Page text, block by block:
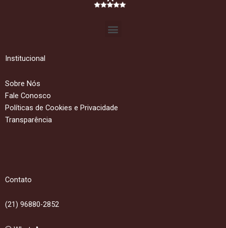
Menu
Institucional
Sobre Nós
Fale Conosco
Políticas de Cookies e Privacidade
Transparência
Contato
(21) 96880-2852